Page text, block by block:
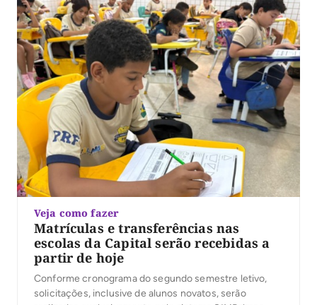
Veja como fazer
Matrículas e transferências nas
escolas da Capital serão recebidas a
partir de hoje
Conforme cronograma do segundo semestre letivo,
solicitações, inclusive de alunos novatos, serão